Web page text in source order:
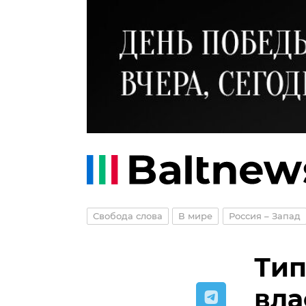
Свобода слова В мире Россия – Запад